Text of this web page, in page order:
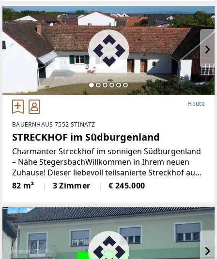
Heute
BAUERNHAUS 7552 STINATZ
STRECKHOF im Südburgenland
Charmanter Streckhof im sonnigen Südburgenland
– Nähe StegersbachWillkommen in Ihrem neuen
Zuhause! Dieser liebevoll teilsanierte Streckhof aus
den 1940er-Jahren verbindet den Charme
traditioneller Bauweise mit modernen
82 m² 3 Zimmer € 245.000